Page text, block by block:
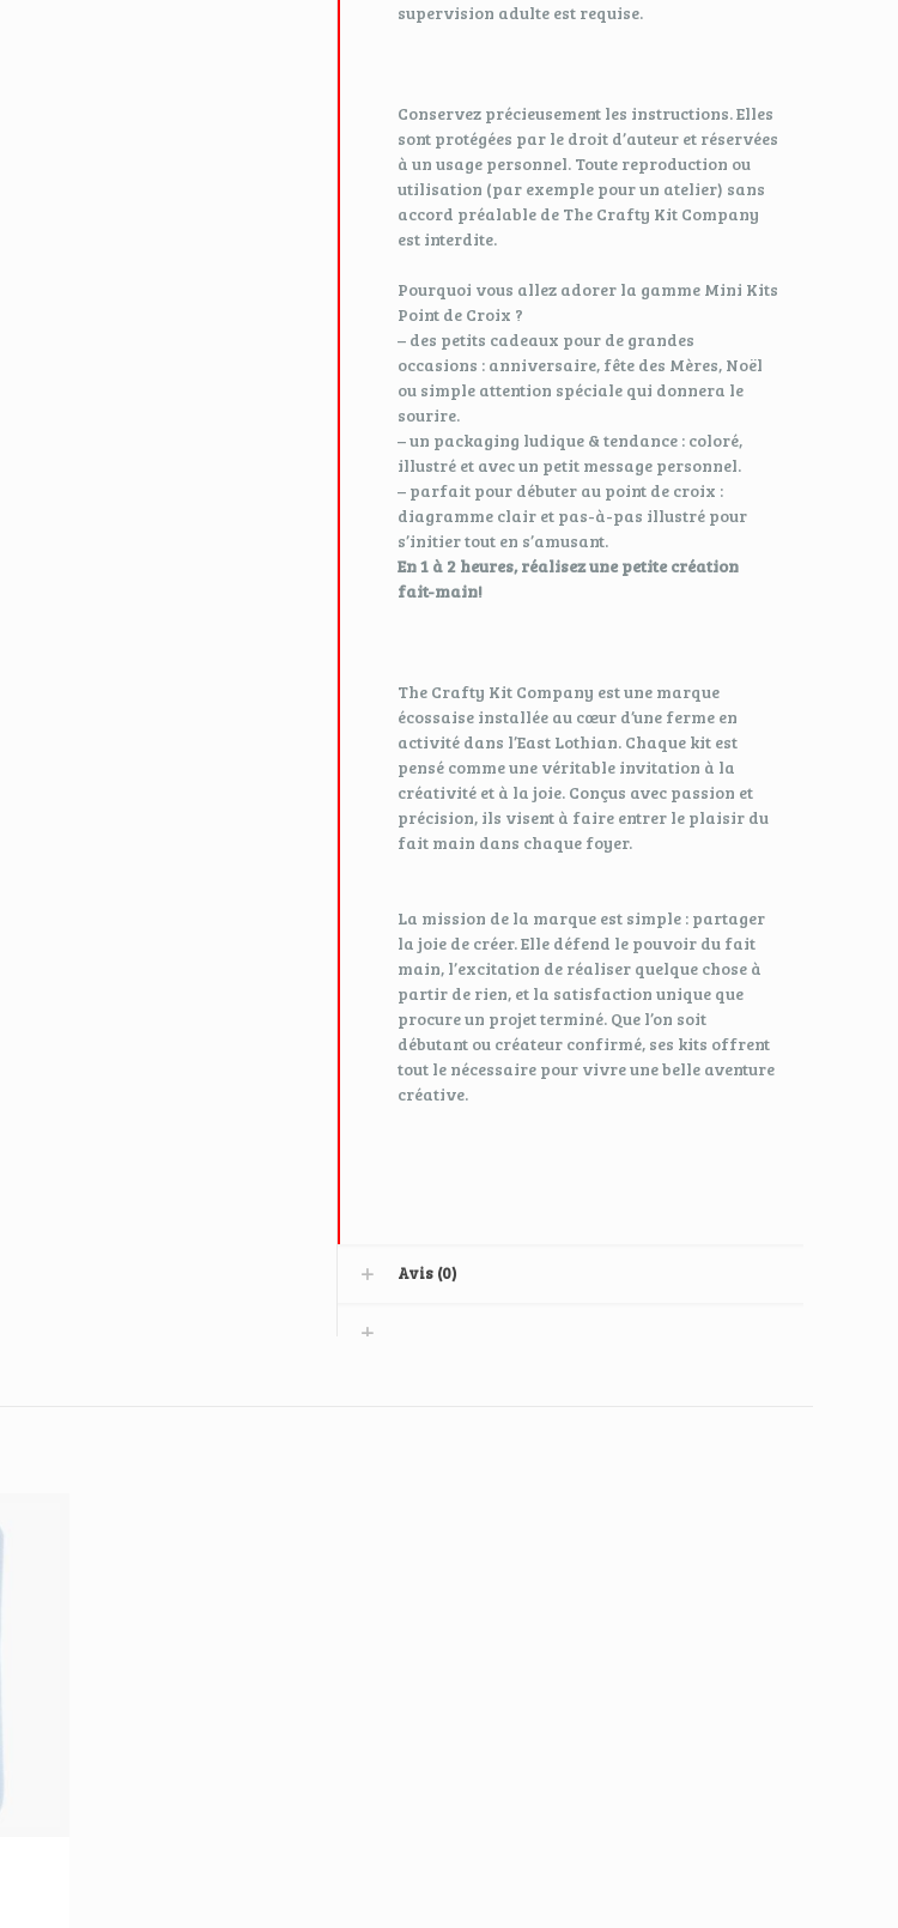
supervision adulte est requise.
Conservez précieusement les instructions. Elles
sont protégées par le droit d’auteur et réservées
à un usage personnel. Toute reproduction ou
utilisation (par exemple pour un atelier) sans
accord préalable de The Crafty Kit Company
est interdite.
Pourquoi vous allez adorer la gamme Mini Kits
Point de Croix ?
– des petits cadeaux pour de grandes
occasions : anniversaire, fête des Mères, Noël
ou simple attention spéciale qui donnera le
sourire.
– un packaging ludique & tendance : coloré,
illustré et avec un petit message personnel.
– parfait pour débuter au point de croix :
diagramme clair et pas-à-pas illustré pour
s’initier tout en s’amusant.
En 1 à 2 heures, réalisez une petite création
fait-main!
The Crafty Kit Company est une marque
écossaise installée au cœur d’une ferme en
activité dans l’East Lothian. Chaque kit est
pensé comme une véritable invitation à la
créativité et à la joie. Conçus avec passion et
précision, ils visent à faire entrer le plaisir du
fait main dans chaque foyer.
La mission de la marque est simple : partager
la joie de créer. Elle défend le pouvoir du fait
main, l’excitation de réaliser quelque chose à
partir de rien, et la satisfaction unique que
procure un projet terminé. Que l’on soit
débutant ou créateur confirmé, ses kits offrent
tout le nécessaire pour vivre une belle aventure
créative.
Avis (0)